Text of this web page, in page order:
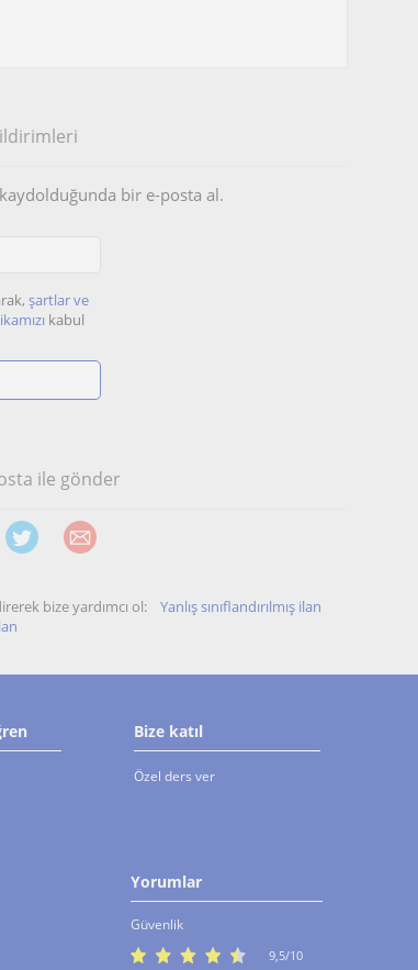
kaydolduğunda bir e-posta al.
şartlar ve
kabul
ile gönder
bize yardımcı ol: Yanlış sınıflandırılmış ilan
Bize katıl
Özel ders ver
Yorumlar
Güvenlik
9,5/10